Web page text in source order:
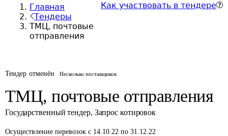
Главная
Тендеры
ТМЦ, почтовые
отправления
Как участвовать в тендере
Тендер отменён Несколько поставщиков
ТМЦ, почтовые отправления
Государственный тендер, Запрос котировок
Осуществление перевозок с 14.10.22 по 31.12.22